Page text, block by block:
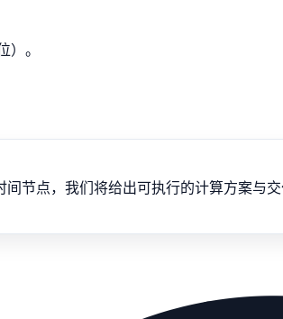
。
节点，我们将给出可执行的计算方案与交